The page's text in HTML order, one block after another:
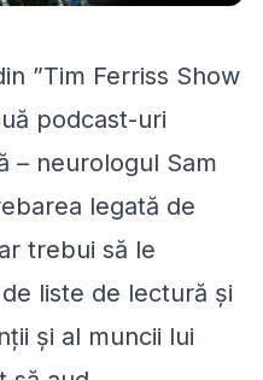
”Tim Ferriss Show
podcast-uri
– neurologul Sam
legată de
trebui să le
liste de lectură și
și al muncii lui